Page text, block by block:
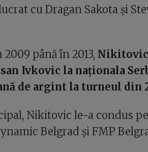
cu Dragan Sakota și
până în 2013, Nikitovic
Ivkovic la naționala
de argint la turneul din
Nikitovic le-a condus pe
Belgrad și FMP